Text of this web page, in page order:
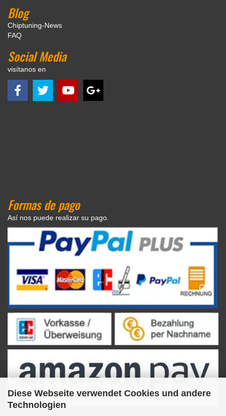
Diese Webseite verwendet Cookies und andere
Technologien
Blog
Chiptuning-News
FAQ
Social Media
visítanos en
Formas de pago
Así nos puede realizar su pago.